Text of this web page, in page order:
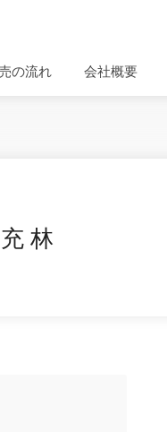
の流れ 会社概要
林